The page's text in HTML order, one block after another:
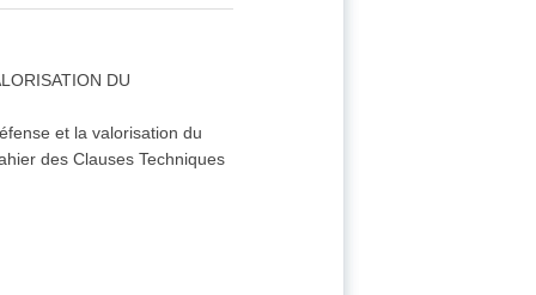
DU
et la valorisation du
des Clauses Techniques